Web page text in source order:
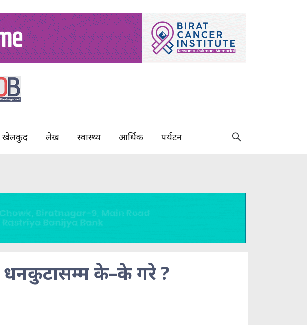
खेलकुद लेख स्वास्थ्य आर्थिक पर्यटन
धनकुटासम्म के–के गरे ?